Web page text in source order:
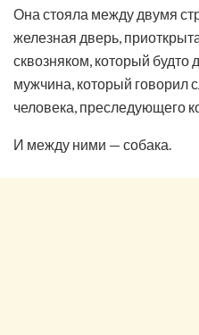
Она стояла между двумя
железная дверь,
сквозняком, который
мужчина, который говорил
человека, преследующего
И между ними — собака.